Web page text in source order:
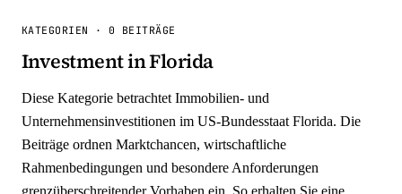
KATEGORIEN · 0 BEITRÄGE
Investment in Florida
Diese Kategorie betrachtet Immobilien- und
Unternehmensinvestitionen im US-Bundesstaat Florida. Die
Beiträge ordnen Marktchancen, wirtschaftliche
Rahmenbedingungen und besondere Anforderungen